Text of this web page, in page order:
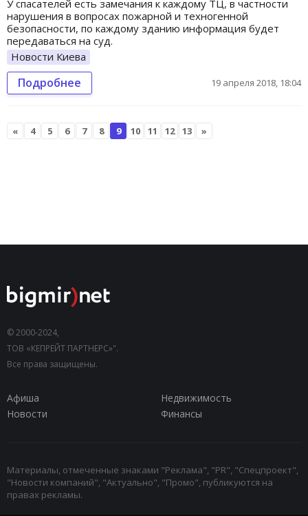
У спасателей есть замечания к каждому ТЦ, в частности
нарушения в вопросах пожарной и техногенной
безопасности, по каждому зданию информация будет
передаваться на суд.
Новости Киева
Подробнее 19 апреля 2018, 18:04
« 4 5 6 7 8 9 10 11 12 13 »
© 2000-2024,
ТОВ «КЕПРЕЙТ ПАРТНЕРС»".
Все права защищены.
Афиша
Недвижимость
Новости
Финансы
Материалы, отмеченные знаками "Реклама", "PR", "Спецпроект",
"Новости компаний", "Актуально", "Промо", публикуются на
правах рекламы.